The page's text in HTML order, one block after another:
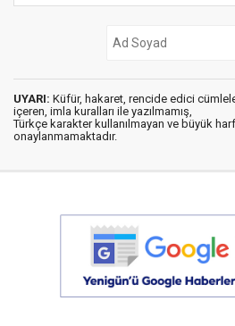
UYARI: Küfür, hakaret, rencide edici
içeren, imla kuralları ile yazılmamış,
Türkçe karakter kullanılmayan ve büyük
onaylanmamaktadır.